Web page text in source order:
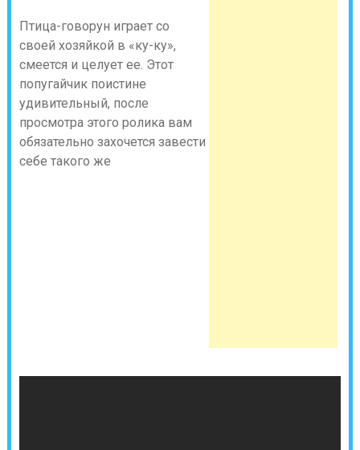
Птица-говорун играет со
своей хозяйкой в «ку-ку»,
смеется и целует ее. Этот
попугайчик поистине
удивительный, после
просмотра этого ролика вам
обязательно захочется завести
себе такого же